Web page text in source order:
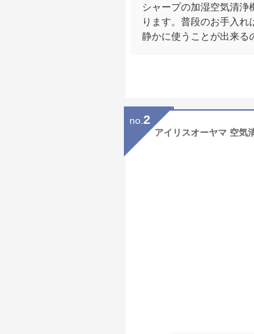
シャープの加湿空気清浄
ります。普段のお手入
静かに使うことが出来る
no. 2